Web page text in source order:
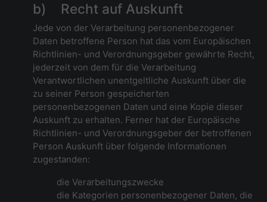
b) Recht auf Auskunft
Jede von der Verarbeitung personenbezogener
Daten betroffene Person hat das vom Europäischen
Richtlinien- und Verordnungsgeber gewährte Recht,
jederzeit von dem für die Verarbeitung
Verantwortlichen unentgeltliche Auskunft über die
zu seiner Person gespeicherten
personenbezogenen Daten und eine Kopie dieser
Auskunft zu erhalten. Ferner hat der Europäische
Richtlinien- und Verordnungsgeber der betroffenen
Person Auskunft über folgende Informationen
zugestanden:
die Verarbeitungszwecke
die Kategorien personenbezogener Daten, die